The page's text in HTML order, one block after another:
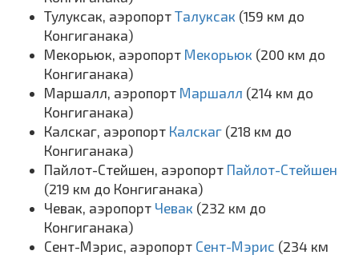
Тулуксак, аэропорт Талуксак (159 км до
Конгиганака)
Мекорьюк, аэропорт Мекорьюк (200 км до
Конгиганака)
Маршалл, аэропорт Маршалл (214 км до
Конгиганака)
Калскаг, аэропорт Калскаг (218 км до
Конгиганака)
Пайлот-Стейшен, аэропорт Пайлот-Стейшен
(219 км до Конгиганака)
Чевак, аэропорт Чевак (232 км до
Конгиганака)
Сент-Мэрис, аэропорт Сент-Мэрис (234 км